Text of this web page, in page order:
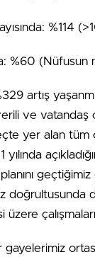
%114
%60 (Nüfusun
artış
ve vatandaş
yer alan tüm
doğrultusunda
üzere